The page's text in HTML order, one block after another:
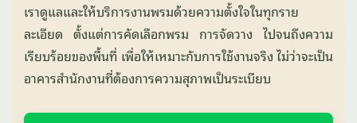
เราดูแลและให้บริการงานพรมด้วยความตั้งใจในทุกราย
ละเอียด ตั้งแต่การคัดเลือกพรม การจัดวาง ไปจนถึงความ
เรียบร้อยของพื้นที่ เพื่อให้เหมาะกับการใช้งานจริง ไม่ว่าจะเป็น
อาคารสำนักงานที่ต้องการความสุภาพเป็นระเบียบ